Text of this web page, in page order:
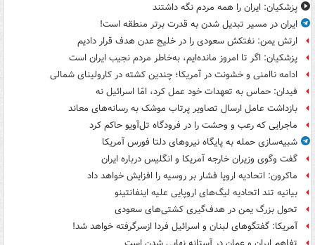
پزشکیان: ایران را همه مردم نگه داشتند
ایران در مسیر تبدیل شدن به قدرت برتر منطقه است!
ارتش یمن: نفتکش سعودی را در خلیج عدن هدف قرار دادیم
پزشکیان: اگر تا امروز مانده‌ایم، به‌خاطر مردم نجیب ایران است
ادامه ناامنی و خشونت در آمریکا؛ چندین کشته در کارولینای شمالی
فیدان: حماس به تعهدات خود عمل کرد، امّا اسرائیل نه
بازداشت عامل ارسال تصاویر پرتاب موشک به رسانه‌های معاند
ماجرایی که رعب و وحشت را در فرودگاه تل‌آویو حاکم کرد
شبیه‌سازی حمله به پایگاه نیروهای دلتا فورس آمریکا
گفت وگوی وزیران خارجه آمریکا و انگلیس درباره ایران
ماکرون: اتحادیه اروپا فشار بر روسیه را افزایش خواهد داد
بیانیه تند اتحادیه لیگ‌های اروپایی علیه اینفانتینو
تحول بزرگ یمن در هدف‌گیری کشتی‌های سعودی
آمریکا: گفتگوهای لبنان و اسرائیل فردا ازسرگرفته خواهد شد!